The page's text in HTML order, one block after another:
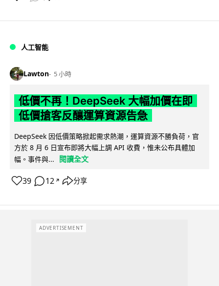
人工智能
Lawton 5 小時
低價不再！DeepSeek 大幅加價在即
低價搶客反釀運算資源告急
DeepSeek 因低價策略掀起需求熱潮，運算資源不勝負荷，官
方於 8 月 6 日宣布即將大幅上調 API 收費，惟未公布具體加
幅。事件與...
閱讀全文
39 12 ↗ 分享
ADVERTISEMENT